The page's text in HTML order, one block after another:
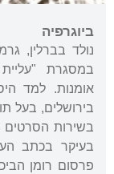
ביוגרפיה
נולד בברלין,
במסגרת
אומנות. למד
בעיקר בכתב
פרסום רומן